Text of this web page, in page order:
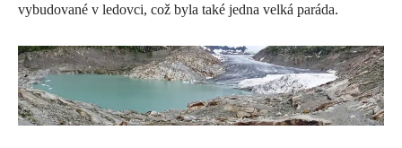
vybudované v ledovci, což byla také jedna velká paráda.